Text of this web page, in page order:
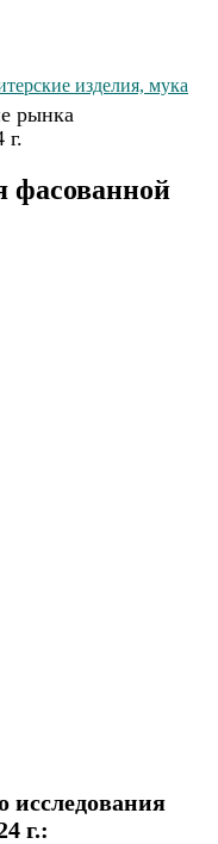
изделия, мука
рынка
г.
фасованной
исследования
г.: